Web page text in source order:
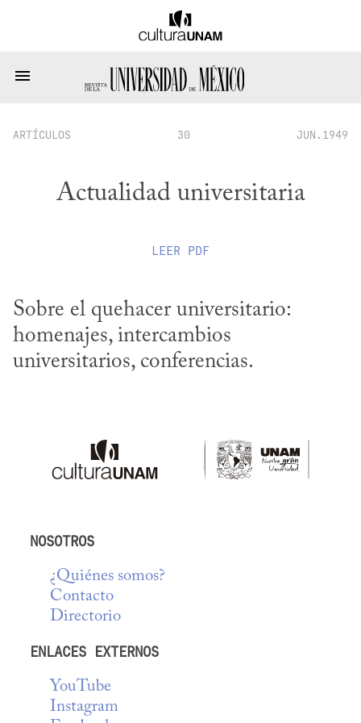
ARTÍCULOS 30 JUN.1949
Actualidad universitaria
LEER PDF
Sobre el quehacer universitario:
homenajes, intercambios
universitarios, conferencias.
NOSOTROS
¿Quiénes somos?
Contacto
Directorio
ENLACES EXTERNOS
YouTube
Instagram